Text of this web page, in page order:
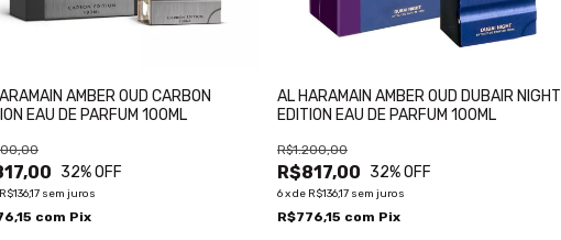
AMBER OUD CARBON
EAU DE PARFUM 100ML
32% OFF
R$136,17 sem juros
com Pix
AL HARAMAIN AMBER OUD DUBAIR NIGHT
EDITION EAU DE PARFUM 100ML
R$817,00
R$1.200,00
32% OFF
6xde R$136,17 sem juros
R$776,15 com Pix